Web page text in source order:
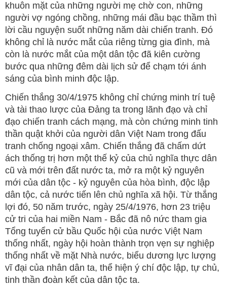
khuôn mặt của những người mẹ chờ con, những
người vợ ngóng chồng, những mái đầu bạc thầm thì
lời cầu nguyện suốt những năm dài chiến tranh. Đó
không chỉ là nước mắt của riêng từng gia đình, mà
còn là nước mắt của một dân tộc đã kiên cường
bước qua những đêm dài lịch sử để chạm tới ánh
sáng của bình minh độc lập.
Chiến thắng 30/4/1975 không chỉ chứng minh trí tuệ
và tài thao lược của Đảng ta trong lãnh đạo và chỉ
đạo chiến tranh cách mạng, mà còn chứng minh tinh
thần quật khởi của người dân Việt Nam trong đấu
tranh chống ngoại xâm. Chiến thắng đã chấm dứt
ách thống trị hơn một thế kỷ của chủ nghĩa thực dân
cũ và mới trên đất nước ta, mở ra một kỷ nguyên
mới của dân tộc - kỷ nguyên của hòa bình, độc lập
dân tộc, cả nước tiến lên chủ nghĩa xã hội. Từ thắng
lợi đó, 50 năm trước, ngày 25/4/1976, hơn 23 triệu
cử tri của hai miền Nam - Bắc đã nô nức tham gia
Tổng tuyển cử bầu Quốc hội của nước Việt Nam
thống nhất, ngày hội hoàn thành trọn vẹn sự nghiệp
thống nhất về mặt Nhà nước, biểu dương lực lượng
vĩ đại của nhân dân ta, thể hiện ý chí độc lập, tự chủ,
tinh thần đoàn kết của dân tộc ta.